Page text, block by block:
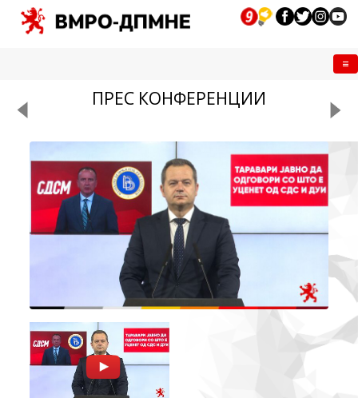
ПРЕС КОНФЕРЕНЦИИ